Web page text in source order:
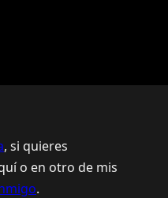
, si quieres
o en otro de mis
.